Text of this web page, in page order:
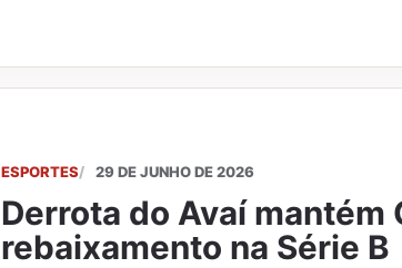
ESPORTES 29 DE JUNHO DE 2026
Derrota do Avaí mantém
rebaixamento na Série B